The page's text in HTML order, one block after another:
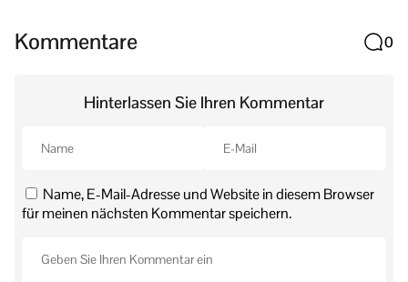
Kommentare 0
Hinterlassen Sie Ihren Kommentar
Name, E-Mail-Adresse und Website in diesem Browser
für meinen nächsten Kommentar speichern.